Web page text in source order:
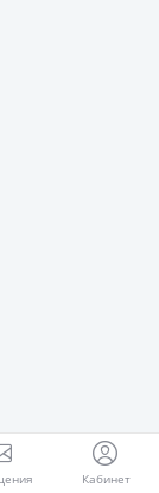
Кабинет